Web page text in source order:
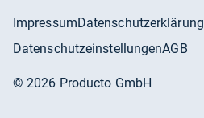
ImpressumDatenschutzerklärung
DatenschutzeinstellungenAGB
©2026 Producto GmbH